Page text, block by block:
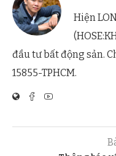
Hiện
đầu tư bất động sản.
15855-TPHCM.